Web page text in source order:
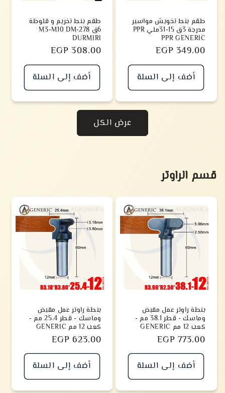
طقم بنط تخويش مواسير
مدرجة 3ق 15-31ملي PPR
PPR GENERIC
سعر
EGP 349.00
أضف إلى السلة
طقم بنط تخريم و قلوظة
6ق M3-M10 DM-278
DURMIRI
سعر
EGP 308.00
أضف إلى السلة
عرض الكل
قسم الراوتر
بنطة راوتر عمل مقبض
وماسك - قطر 38.1 مم -
كعب 12 مم GENERIC
سعر
EGP 773.00
أضف إلى السلة
بنطة راوتر عمل مقبض
وماسك - قطر 25.4 مم -
كعب 12 مم GENERIC
سعر
EGP 623.00
أضف إلى السلة